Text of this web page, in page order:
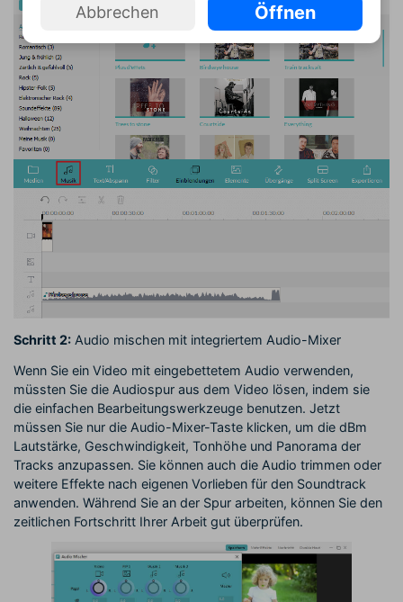
Schritt 2: Audio mischen mit integriertem Audio-Mixer
Wenn Sie ein Video mit eingebettetem Audio verwenden,
müssten Sie die Audiospur aus dem Video lösen, indem sie
die einfachen Bearbeitungswerkzeuge benutzen. Jetzt
müssen Sie nur die Audio-Mixer-Taste klicken, um die dBm
Lautstärke, Geschwindigkeit, Tonhöhe und Panorama der
Tracks anzupassen. Sie können auch die Audio trimmen oder
weitere Effekte nach eigenen Vorlieben für den Soundtrack
anwenden. Während Sie an der Spur arbeiten, können Sie den
zeitlichen Fortschritt Ihrer Arbeit gut überprüfen.
Abbrechen Öffnen